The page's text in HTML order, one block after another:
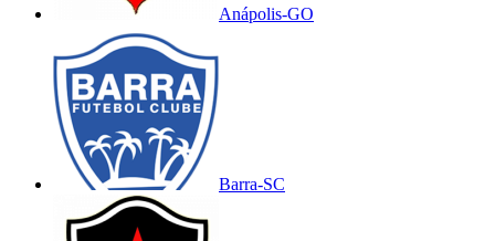
Anápolis-GO
Barra-SC